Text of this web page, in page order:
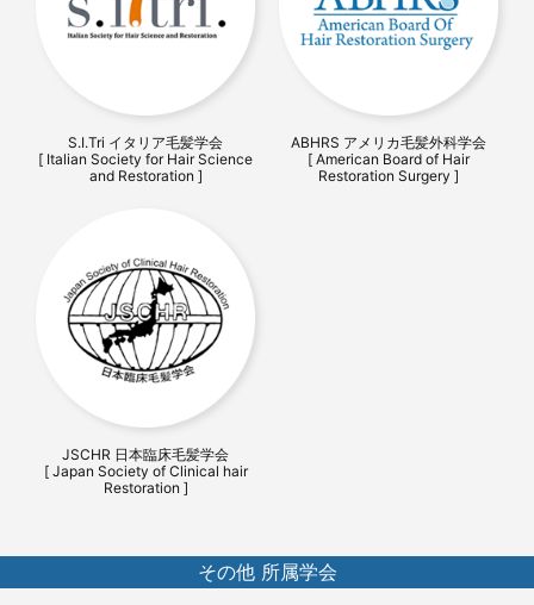
S.I.Tri イタリア毛髪学会
[ Italian Society for Hair Science
and Restoration ]
ABHRS アメリカ毛髪外科学会
[ American Board of Hair
Restoration Surgery ]
JSCHR 日本臨床毛髪学会
[ Japan Society of Clinical hair
Restoration ]
その他 所属学会